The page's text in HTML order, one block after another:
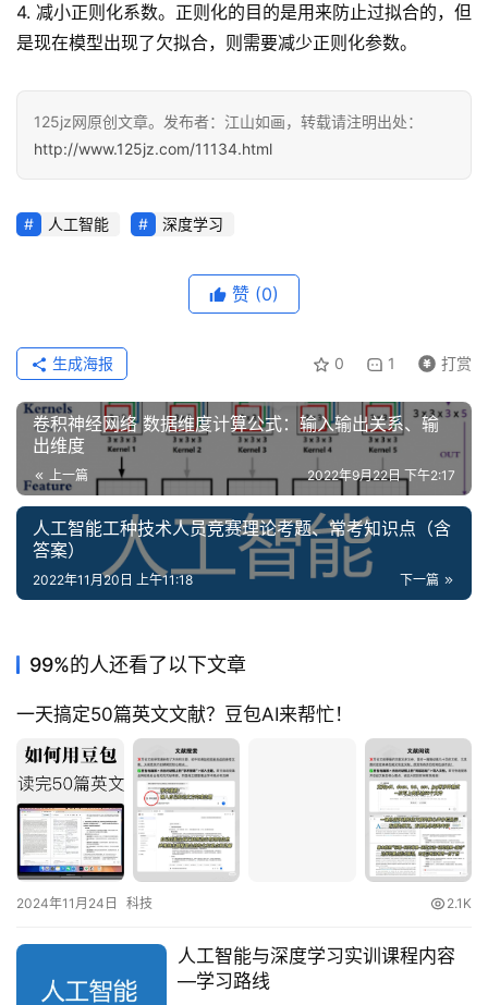
4. 减小正则化系数。正则化的目的是用来防止过拟合的，但
是现在模型出现了欠拟合，则需要减少正则化参数。
125jz网原创文章。发布者：江山如画，转载请注明出处：
http://www.125jz.com/11134.html
人工智能 深度学习
赞 (0)
0 1 打赏
生成海报
卷积神经网络 数据维度计算公式：输入输出关系、输
出维度
上一篇 2022年9月22日 下午2:17
人工智能工种技术人员竞赛理论考题、常考知识点（含
答案）
下一篇
2022年11月20日 上午11:18
99%的人还看了以下文章
一天搞定50篇英文文献？豆包AI来帮忙！
2024年11月24日 科技 2.1K
人工智能与深度学习实训课程内容
—学习路线